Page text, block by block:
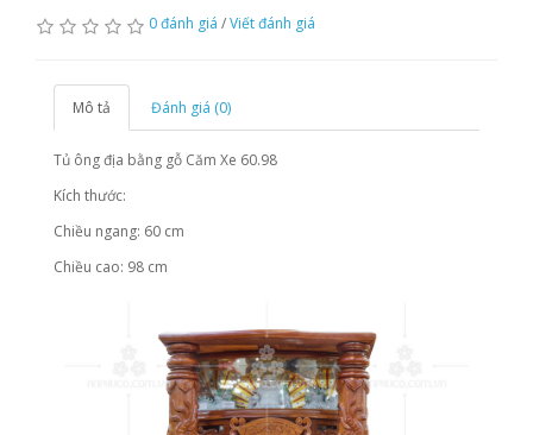
0 đánh giá /Viết đánh giá
Mô tả Đánh giá (0)
Tủ ông địa bằng gỗ Căm Xe 60.98
Kích thước:
Chiều ngang: 60 cm
Chiều cao: 98 cm